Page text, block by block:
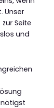
Unser
Seite
und